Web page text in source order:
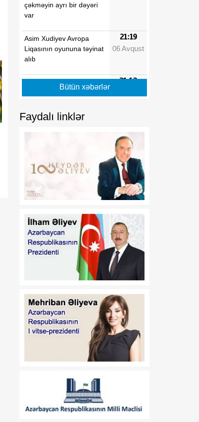
çəkməyin ayrı bir dəyəri
var
Asim Xudiyev Avropa
Liqasının oyununa təyinat
alıb
21:19
06 Avqust
Mingəçevirdə suvarma
21:12
06 Avqust
Himayədar ailə
mexanizminin tətbiq
səviyyəsinin artırılması ilə
verilir
20:58
06 Avqust
Yay allergiyaları: Risklər
və onlardan qorunmaq
20:51
06 Avqust
menecerləri ilə görüş olub
06 Avqust
Quraqlıq Avropada atom
elektrik stansiyalarının
fəaliyyətini çətinləşdirir
20:30
06 Avqust
kiçilməsinə səbəb olur
20:16
Bütün xəbərlər
Faydalı linklər